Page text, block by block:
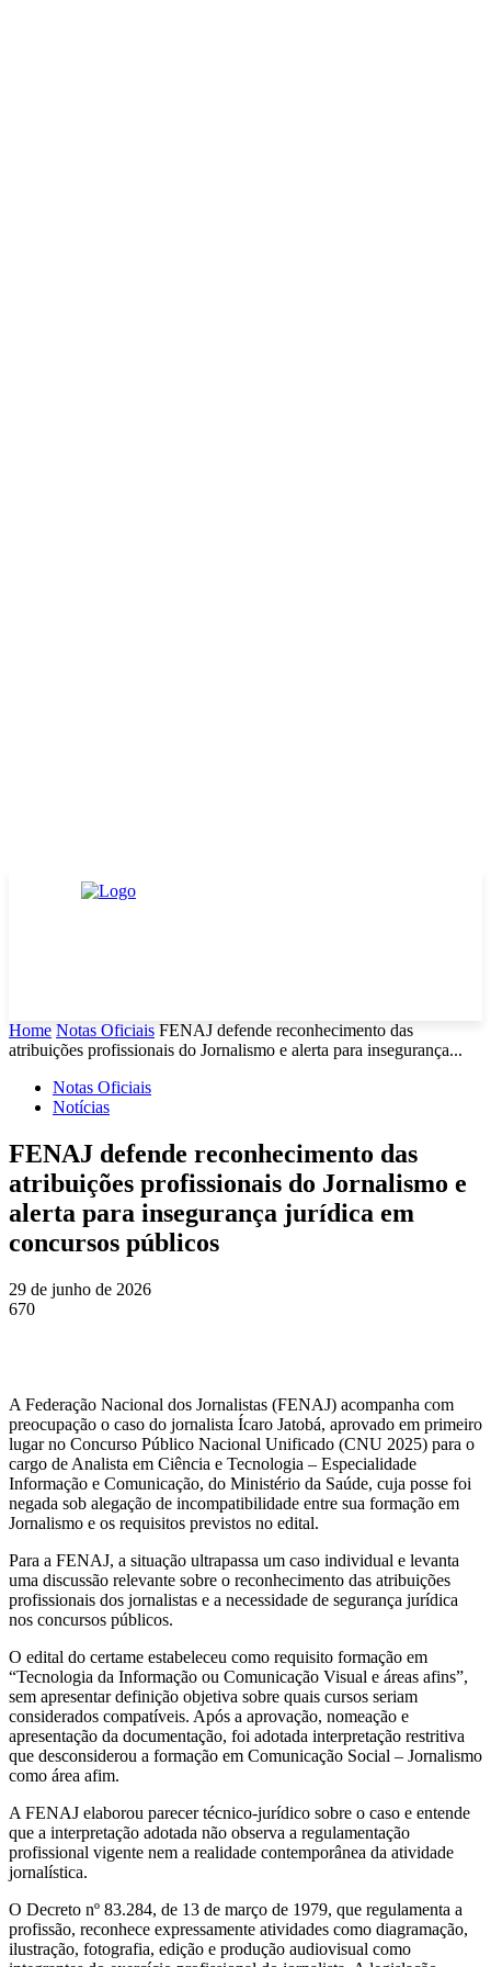
Home Notas Oficiais FENAJ defende reconhecimento das
atribuições profissionais do Jornalismo e alerta para insegurança...
Notas Oficiais
Notícias
FENAJ defende reconhecimento das
atribuições profissionais do Jornalismo e
alerta para insegurança jurídica em
concursos públicos
29 de junho de 2026
670
A Federação Nacional dos Jornalistas (FENAJ) acompanha com
preocupação o caso do jornalista Ícaro Jatobá, aprovado em primeiro
lugar no Concurso Público Nacional Unificado (CNU 2025) para o
cargo de Analista em Ciência e Tecnologia – Especialidade
Informação e Comunicação, do Ministério da Saúde, cuja posse foi
negada sob alegação de incompatibilidade entre sua formação em
Jornalismo e os requisitos previstos no edital.
Para a FENAJ, a situação ultrapassa um caso individual e levanta
uma discussão relevante sobre o reconhecimento das atribuições
profissionais dos jornalistas e a necessidade de segurança jurídica
nos concursos públicos.
O edital do certame estabeleceu como requisito formação em
“Tecnologia da Informação ou Comunicação Visual e áreas afins”,
sem apresentar definição objetiva sobre quais cursos seriam
considerados compatíveis. Após a aprovação, nomeação e
apresentação da documentação, foi adotada interpretação restritiva
que desconsiderou a formação em Comunicação Social – Jornalismo
como área afim.
A FENAJ elaborou parecer técnico-jurídico sobre o caso e entende
que a interpretação adotada não observa a regulamentação
profissional vigente nem a realidade contemporânea da atividade
jornalística.
O Decreto nº 83.284, de 13 de março de 1979, que regulamenta a
profissão, reconhece expressamente atividades como diagramação,
ilustração, fotografia, edição e produção audiovisual como